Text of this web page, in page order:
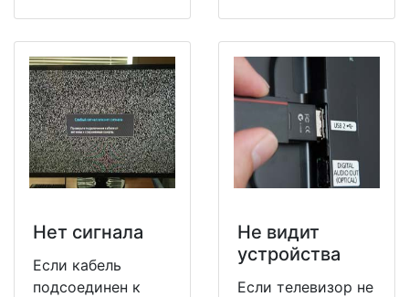
Нет сигнала
Если кабель
подсоединен к
Не видит
устройства
Если телевизор не